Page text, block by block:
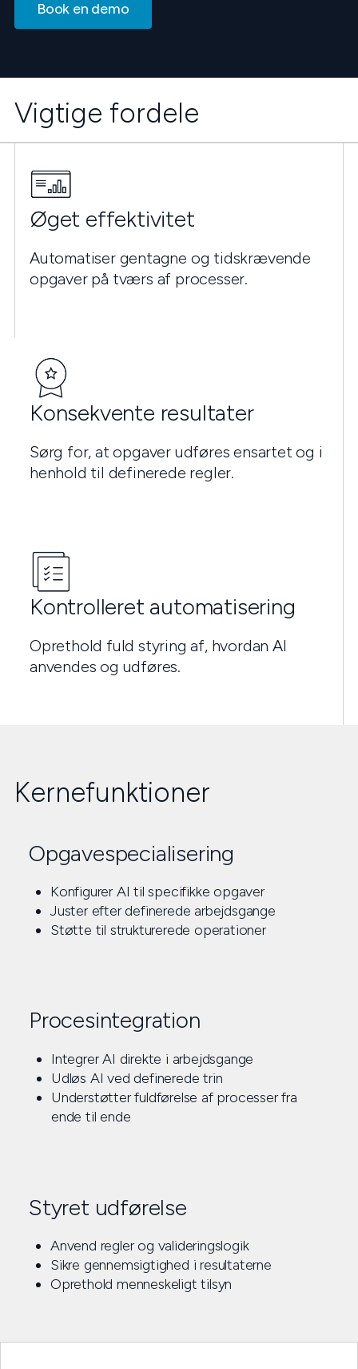
Book en demo
Vigtige fordele
Øget effektivitet
Automatiser gentagne og tidskrævende
opgaver på tværs af processer.
Konsekvente resultater
Sørg for, at opgaver udføres ensartet og i
henhold til definerede regler.
Kontrolleret automatisering
Oprethold fuld styring af, hvordan AI
anvendes og udføres.
Kernefunktioner
Opgavespecialisering
Konfigurer AI til specifikke opgaver
Juster efter definerede arbejdsgange
Støtte til strukturerede operationer
Procesintegration
Integrer AI direkte i arbejdsgange
Udløs AI ved definerede trin
Understøtter fuldførelse af processer fra
ende til ende
Styret udførelse
Anvend regler og valideringslogik
Sikre gennemsigtighed i resultaterne
Oprethold menneskeligt tilsyn